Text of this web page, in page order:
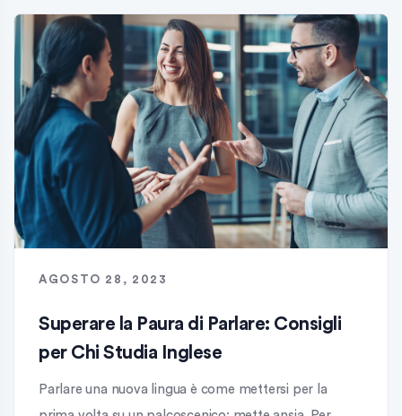
AGOSTO 28, 2023
Superare la Paura di Parlare: Consigli
per Chi Studia Inglese
Parlare una nuova lingua è come mettersi per la